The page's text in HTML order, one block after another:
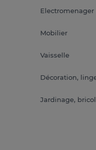
Electromenager
Mobilier
Vaisselle
Décoration,
Jardinage,